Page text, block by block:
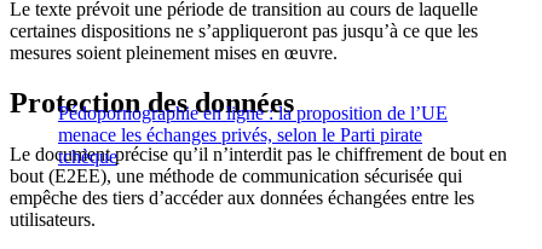
Le texte prévoit une période de transition au cours de laquelle
certaines dispositions ne s’appliqueront pas jusqu’à ce que les
mesures soient pleinement mises en œuvre.
Pédopornographie en ligne : la proposition de l’UE
menace les échanges privés, selon le Parti pirate
tchèque
Protection des données
Le document précise qu’il n’interdit pas le chiffrement de bout en
bout (E2EE), une méthode de communication sécurisée qui
empêche des tiers d’accéder aux données échangées entre les
utilisateurs.